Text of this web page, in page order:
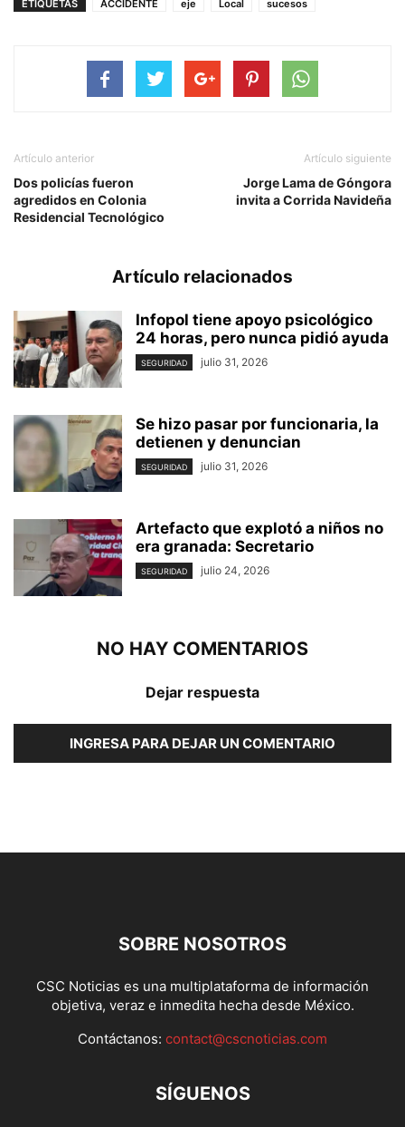
ETIQUETAS ACCIDENTE eje Local sucesos
Artículo anterior
Dos policías fueron
agredidos en Colonia
Residencial Tecnológico
Artículo siguiente
Jorge Lama de Góngora
invita a Corrida Navideña
Artículo relacionados
Infopol tiene apoyo psicológico
24 horas, pero nunca pidió ayuda
SEGURIDAD julio 31, 2026
Se hizo pasar por funcionaria, la
detienen y denuncian
SEGURIDAD julio 31, 2026
Artefacto que explotó a niños no
era granada: Secretario
SEGURIDAD julio 24, 2026
NO HAY COMENTARIOS
Dejar respuesta
INGRESA PARA DEJAR UN COMENTARIO
SOBRE NOSOTROS
CSC Noticias es una multiplataforma de información
objetiva, veraz e inmedita hecha desde México.
Contáctanos: contact@cscnoticias.com
SÍGUENOS